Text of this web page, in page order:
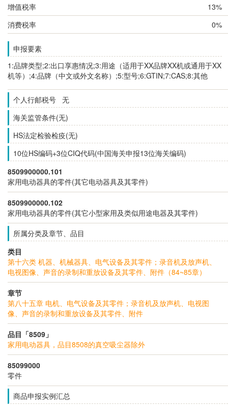
增值税率
13%
消费税率
0%
申报要素
1:品牌类型;2:出口享惠情况;3:用途（适用于XX品牌XX机或通用于XX
机等）;4:品牌（中文或外文名称）;5:型号;6:GTIN;7:CAS;8:其他
个人行邮税号 无
海关监管条件(无)
HS法定检验检疫(无)
10位HS编码+3位CIQ代码(中国海关申报13位海关编码)
8509900000.101
家用电动器具的零件(其它电动器具及其零件)
8509900000.102
家用电动器具的零件(其它小型家用及类似用途电器及其零件)
所属分类及章节、品目
类目
第十六类 机器、机械器具、电气设备及其零件；录音机及放声机、
电视图像、声音的录制和重放设备及其零件、附件（84~85章）
章节
第八十五章 电机、电气设备及其零件；录音机及放声机、电视图
像、声音的录制和重放设备及其零件、附件
品目「8509」
家用电动器具，品目8508的真空吸尘器除外
85099000
零件
商品申报实例汇总